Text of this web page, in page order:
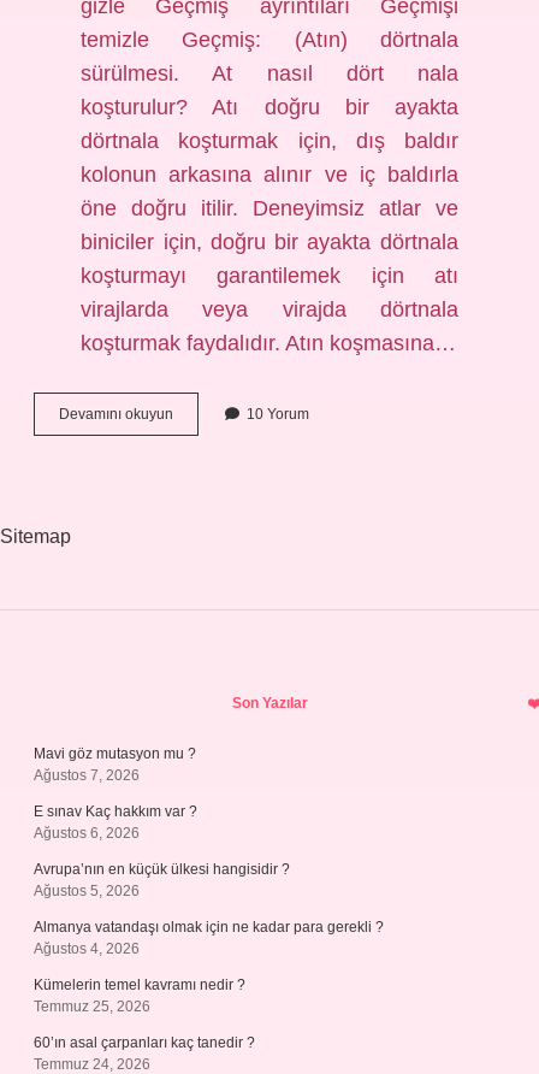
gizle Geçmiş ayrıntıları Geçmişi
temizle Geçmiş: (Atın) dörtnala
sürülmesi. At nasıl dört nala
koşturulur? Atı doğru bir ayakta
dörtnala koşturmak için, dış baldır
kolonun arkasına alınır ve iç baldırla
öne doğru itilir. Deneyimsiz atlar ve
biniciler için, doğru bir ayakta dörtnala
koşturmayı garantilemek için atı
virajlarda veya virajda dörtnala
koşturmak faydalıdır. Atın koşmasına…
Devamını okuyun
Dört
10 Yorum
Sitemap
Son Yazılar
Mavi göz mutasyon mu ?
Ağustos 7, 2026
E sınav Kaç hakkım var ?
Ağustos 6, 2026
Avrupa’nın en küçük ülkesi hangisidir ?
Ağustos 5, 2026
Almanya vatandaşı olmak için ne kadar para gerekli ?
Ağustos 4, 2026
Kümelerin temel kavramı nedir ?
Temmuz 25, 2026
60’ın asal çarpanları kaç tanedir ?
Temmuz 24, 2026